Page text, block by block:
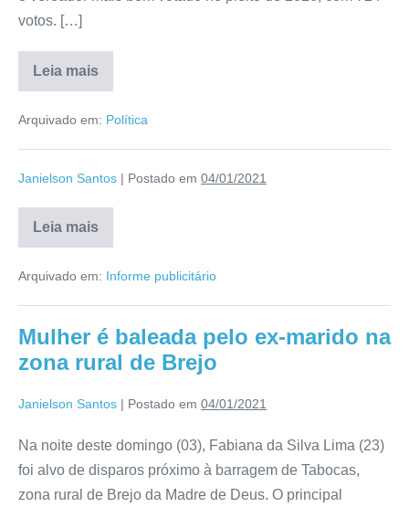
votos. […]
Leia mais
Arquivado em: Política
Janielson Santos | Postado em 04/01/2021
Leia mais
Arquivado em: Informe publicitário
Mulher é baleada pelo ex-marido na
zona rural de Brejo
Janielson Santos | Postado em 04/01/2021
Na noite deste domingo (03), Fabiana da Silva Lima (23)
foi alvo de disparos próximo à barragem de Tabocas,
zona rural de Brejo da Madre de Deus. O principal